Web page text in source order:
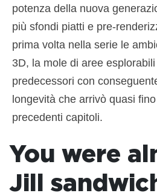
potenza della nuova
più sfondi piatti e pre-
prima volta nella serie le
3D, la mole di aree
predecessori con
longevità che arrivò quasi
precedenti capitoli.
You were
Jill